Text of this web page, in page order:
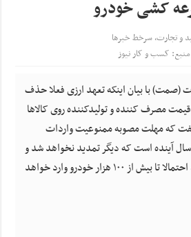
کشی خودرو
و تجارت,سرخط خبرها
منبع: کسب و کار نیوز
(صمت) با بیان اینکه تعهد ارزی فعلا حذف
مصرف کننده و تولیدکننده روی کالاها
که مهلت مصوبه ممنوعیت واردات
آینده است که دیگر تمدید نخواهد شد و
با توجه به تقاضای انباشته، احتمالا تا بیش از ۱۰۰ هزار خودرو وارد خواهد